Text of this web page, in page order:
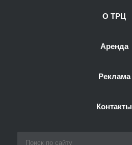
О ТРЦ
Аренда
Реклама
Контакты